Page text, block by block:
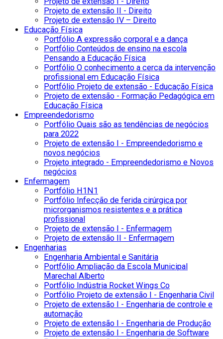
Projeto de extensão II - Direito
Projeto de extensão IV – Direito
Educação Física
Portfólio A expressão corporal e a dança
Portfólio Conteúdos de ensino na escola
Pensando a Educação Física
Portfólio O conhecimento a cerca da intervenção
profissional em Educação Física
Portfólio Projeto de extensão - Educação Física
Projeto de extensão - Formação Pedagógica em
Educação Física
Empreendedorismo
Portfólio Quais são as tendências de negócios
para 2022
Projeto de extensão I - Empreendedorismo e
novos negócios
Projeto integrado - Empreendedorismo e Novos
negócios
Enfermagem
Portfólio H1N1
Portfólio Infecção de ferida cirúrgica por
microrganismos resistentes e a prática
profissional
Projeto de extensão I - Enfermagem
Projeto de extensão II - Enfermagem
Engenharias
Engenharia Ambiental e Sanitária
Portfólio Ampliação da Escola Municipal
Marechal Alberto
Portfólio Indústria Rocket Wings Co
Portfólio Projeto de extensão I - Engenharia Civil
Projeto de extensão I - Engenharia de controle e
automação
Projeto de extensão I - Engenharia de Produção
Projeto de extensão I - Engenharia de Software